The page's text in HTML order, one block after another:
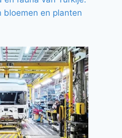
bloemen en planten